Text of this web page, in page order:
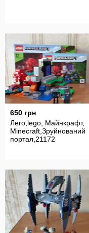
650 грн
Лего,lego, Майнкрафт,
Minecraft,Зруйнований
портал,21172